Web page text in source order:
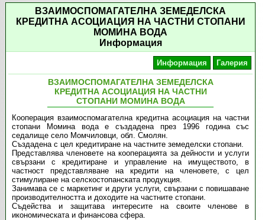
ВЗАИМОСПОМАГАТЕЛНА ЗЕМЕДЕЛСКА
КРЕДИТНА АСОЦИАЦИЯ НА ЧАСТНИ СТОПАНИ
МОМИНА ВОДА
Информация
Информация Галерия
ВЗАИМОСПОМАГАТЕЛНА ЗЕМЕДЕЛСКА
КРЕДИТНА АСОЦИАЦИЯ НА ЧАСТНИ
СТОПАНИ МОМИНА ВОДА
Кооперация взаимоспомагателна кредитна асоциация на частни
стопани Момина вода е създадена през 1996 година със
седалище село Момчиловци, обл. Смолян.
Създадена с цел кредитиране на частните земеделски стопани.
Представлява членовете на кооперацията за дейности и услуги
свързани с кредитиране и управление на имуществото, в
частност представляване на кредити на членовете, с цел
стимулиране на селскостопанската продукция.
Занимава се с маркетинг и други услуги, свързани с повишаване
производителността и доходите на частните стопани.
Съдейства и защитава интересите на своите членове в
икономическата и финансова сфера.